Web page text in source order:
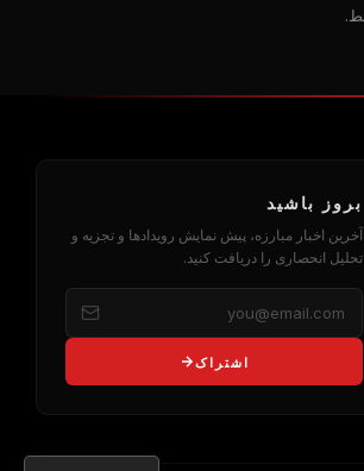
بروز باشید
آخرین اخبار مبارزه، پیش نمایش رویدادها و تجزیه و
تحلیل انحصاری را دریافت کنید.
اشتراک